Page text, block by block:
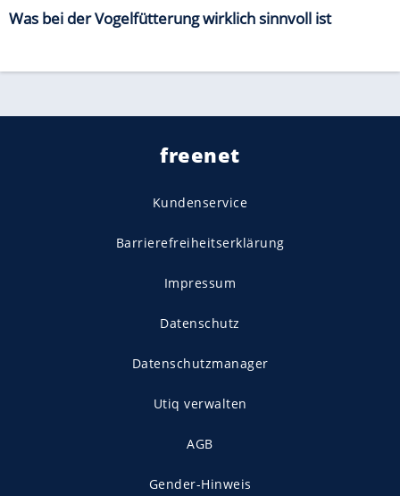
Was bei der Vogelfütterung wirklich sinnvoll ist
freenet
Kundenservice
Barrierefreiheitserklärung
Impressum
Datenschutz
Datenschutzmanager
Utiq verwalten
AGB
Gender-Hinweis